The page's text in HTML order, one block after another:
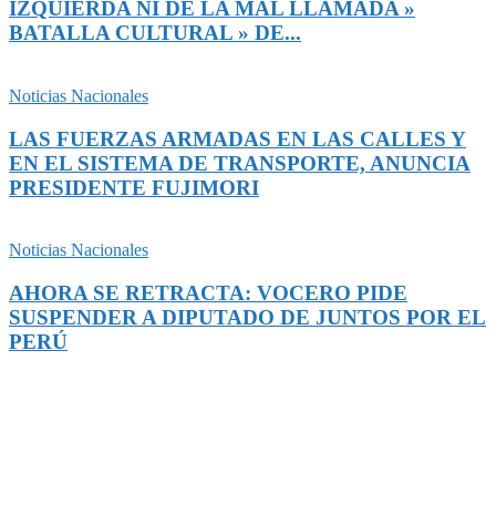
IZQUIERDA NI DE LA MAL LLAMADA »
BATALLA CULTURAL » DE...
Noticias Nacionales
LAS FUERZAS ARMADAS EN LAS CALLES Y
EN EL SISTEMA DE TRANSPORTE, ANUNCIA
PRESIDENTE FUJIMORI
Noticias Nacionales
AHORA SE RETRACTA: VOCERO PIDE
SUSPENDER A DIPUTADO DE JUNTOS POR EL
PERÚ